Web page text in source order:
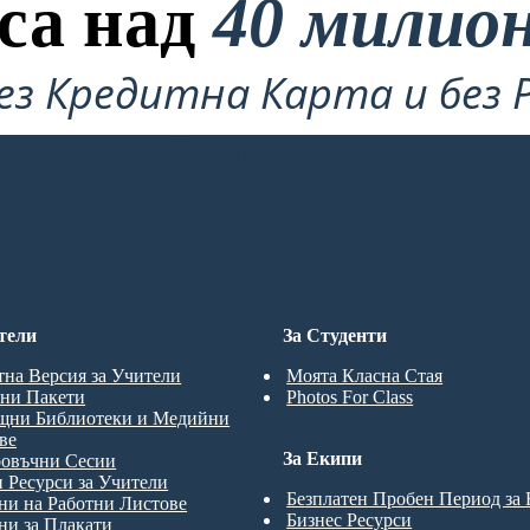
над40
Кредитна Карта и без
Опитате!
За Студенти
Моята Класна Стая
Photos For Class
Версия за Учители
Пакети
Библиотеки и Медийни
Сесии
за Учители
на Работни Листове
за Плакати
За Екипи
Безплатен Пробен Период за
Бизнес Ресурси